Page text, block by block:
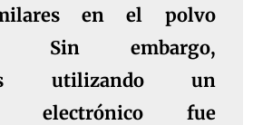
en el polvo
Sin embargo,
utilizando un
electrónico fue